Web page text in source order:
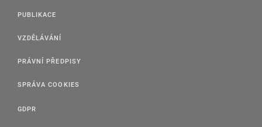
PUBLIKACE
VZDĚLÁVÁNÍ
PRÁVNÍ PŘEDPISY
SPRÁVA COOKIES
GDPR